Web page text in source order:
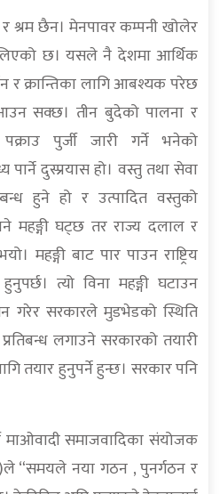
श्रम छैन। मेनपावर कम्पनी खोलेर
लिएको छ। यसले नै देशमा आर्थिक
र क्रान्तिका लागि आबश्यक परेछ
सक्छ। तीन बुदेको पालना र
पक्राउ पुर्जी जारी गर्ने भनेको
पार्ने दुस्प्रयास हो। वस्तु तथा सेवा
हुने हो र उत्पादित वस्तुको
महङ्गी घट्छ तर राज्य दलाल र
महङ्गी बाट पार पाउन राष्ट्रिय
त्यो विना महङ्गी घटाउन
गरेर सरकारले मुडभेडको स्थिति
लगाउने सरकारको तयारी
तयार हुनुपर्ने हुन्छ। सरकार पनि
माओवादी समाजवादिका संयोजक
“समयले नया गठन , पुनर्गठन र